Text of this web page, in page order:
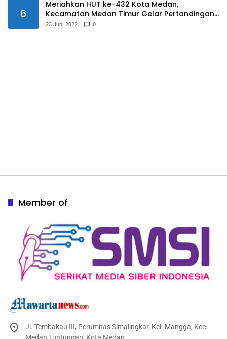
6
Meriahkan HUT ke-432 Kota Medan,
Kecamatan Medan Timur Gelar Pertandingan
Futsal
23 Juni 2022 0
Member of
Jl. Tembakau III, Perumnas Simalingkar, Kel. Mangga, Kec.